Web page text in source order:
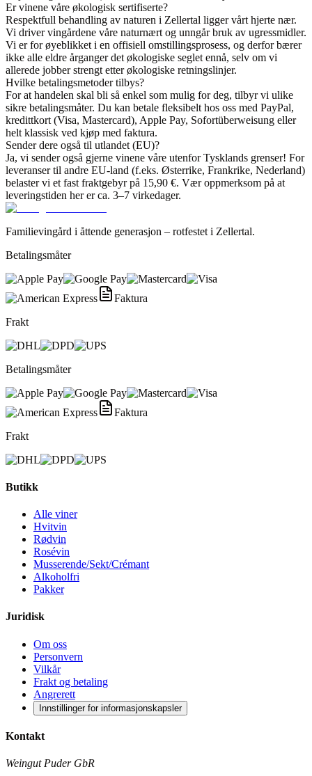
Er vinene våre økologisk sertifiserte?
Respektfull behandling av naturen i Zellertal ligger vårt hjerte nær.
Vi driver vingårdene våre naturnært og unngår bruk av ugressmidler.
Vi er for øyeblikket i en offisiell omstillingsprosess, og derfor bærer
ikke alle eldre årganger det økologiske seglet ennå, selv om vi
allerede jobber strengt etter økologiske retningslinjer.
Hvilke betalingsmetoder tilbys?
For at handelen skal bli så enkel som mulig for deg, tilbyr vi ulike
sikre betalingsmåter. Du kan betale fleksibelt hos oss med PayPal,
kredittkort (Visa, Mastercard), Apple Pay, Sofortüberweisung eller
helt klassisk ved kjøp med faktura.
Sender dere også til utlandet (EU)?
Ja, vi sender også gjerne vinene våre utenfor Tysklands grenser! For
leveranser til andre EU-land (f.eks. Østerrike, Frankrike, Nederland)
belaster vi et fast fraktgebyr på 15,90 €. Vær oppmerksom på at
leveringstiden her er ca. 3–7 virkedager.
Familievingård i åttende generasjon – rotfestet i Zellertal.
Betalingsmåter
Faktura
Frakt
Betalingsmåter
Faktura
Frakt
Butikk
Alle viner
Hvitvin
Rødvin
Rosévin
Musserende/Sekt/Crémant
Alkoholfri
Pakker
Juridisk
Om oss
Personvern
Vilkår
Frakt og betaling
Angrerett
Innstillinger for informasjonskapsler
Kontakt
Weingut Puder GbR